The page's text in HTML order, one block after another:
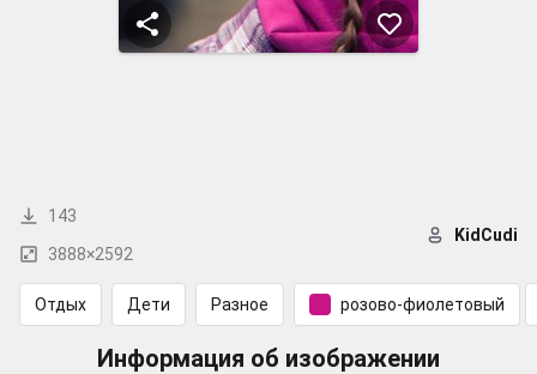
143
3888×2592
KidCudi
Отдых Дети Разное розово-фиолетовый
Информация об изображении